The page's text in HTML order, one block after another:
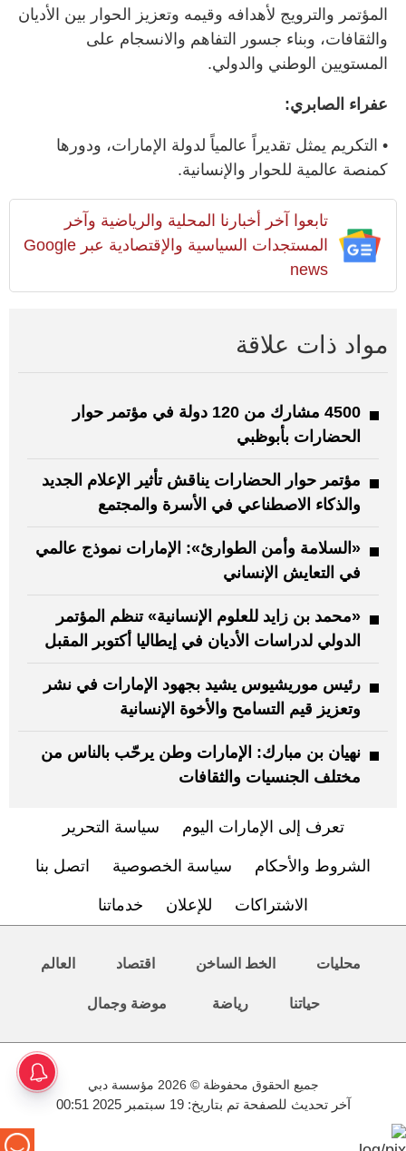
المؤتمر والترويج لأهدافه وقيمه وتعزيز الحوار بين الأديان
والثقافات، وبناء جسور التفاهم والانسجام على
المستويين الوطني والدولي.
عفراء الصابري:
• التكريم يمثل تقديراً عالمياً لدولة الإمارات، ودورها
كمنصة عالمية للحوار والإنسانية.
تابعوا آخر أخبارنا المحلية والرياضية وآخر
المستجدات السياسية والإقتصادية عبر Google
news
مواد ذات علاقة
4500 مشارك من 120 دولة في مؤتمر حوار
الحضارات بأبوظبي
مؤتمر حوار الحضارات يناقش تأثير الإعلام الجديد
والذكاء الاصطناعي في الأسرة والمجتمع
«السلامة وأمن الطوارئ»: الإمارات نموذج عالمي
في التعايش الإنساني
«محمد بن زايد للعلوم الإنسانية» تنظم المؤتمر
الدولي لدراسات الأديان في إيطاليا أكتوبر المقبل
رئيس موريشيوس يشيد بجهود الإمارات في نشر
وتعزيز قيم التسامح والأخوة الإنسانية
نهيان بن مبارك: الإمارات وطن يرحّب بالناس من
مختلف الجنسيات والثقافات
تعرف إلى الإمارات اليوم سياسة التحرير
الشروط والأحكام سياسة الخصوصية اتصل بنا
الاشتراكات للإعلان خدماتنا
محليات الخط الساخن اقتصاد العالم
حياتنا رياضة موضة وجمال
جميع الحقوق محفوظة © 2026 مؤسسة دبي
آخر تحديث للصفحة تم بتاريخ: 19 سبتمبر 2025 00:51